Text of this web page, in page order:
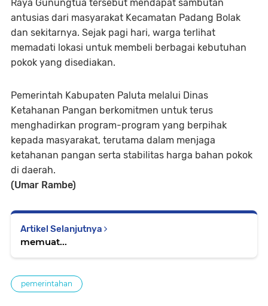
Raya Gunungtua tersebut mendapat sambutan
antusias dari masyarakat Kecamatan Padang Bolak
dan sekitarnya. Sejak pagi hari, warga terlihat
memadati lokasi untuk membeli berbagai kebutuhan
pokok yang disediakan.
Pemerintah Kabupaten Paluta melalui Dinas
Ketahanan Pangan berkomitmen untuk terus
menghadirkan program-program yang berpihak
kepada masyarakat, terutama dalam menjaga
ketahanan pangan serta stabilitas harga bahan pokok
di daerah.
(Umar Rambe)
Artikel Selanjutnya
memuat...
pemerintahan